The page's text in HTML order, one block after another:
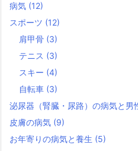
病気 (12)
スポーツ (12)
肩甲骨 (3)
テニス (3)
スキー (4)
自転車 (3)
泌尿器（腎臓・尿路）の病気と男
皮膚の病気 (9)
お年寄りの病気と養生 (5)